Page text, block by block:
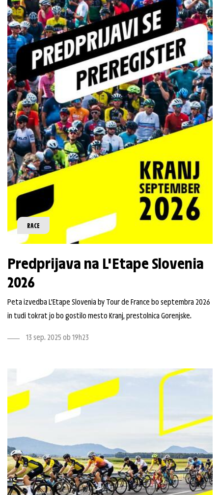
RACE
Predprijava na L'Etape Slovenia
2026
Peta izvedba L'Etape Slovenia by Tour de France bo septembra 2026
in tudi tokrat jo bo gostilo mesto Kranj, prestolnica Gorenjske.
13 sep. 2025 ob 19h23